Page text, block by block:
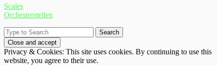
Scales
Orchesterstellen
Privacy & Cookies: This site uses cookies. By continuing to use this
website, you agree to their use.